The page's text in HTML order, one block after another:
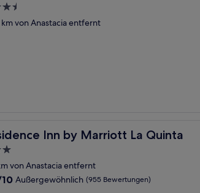
von Anastacia entfernt
Inn by Marriott La Quinta
Inn by Marriott La Quinta
von Anastacia entfernt
Außergewöhnlich (955 Bewertungen)